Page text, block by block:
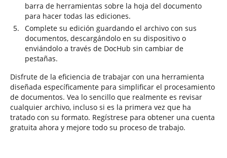
barra de herramientas sobre la hoja del documento
para hacer todas las ediciones.
Complete su edición guardando el archivo con sus
documentos, descargándolo en su dispositivo o
enviándolo a través de DocHub sin cambiar de
pestañas.
Disfrute de la eficiencia de trabajar con una herramienta
diseñada específicamente para simplificar el procesamiento
de documentos. Vea lo sencillo que realmente es revisar
cualquier archivo, incluso si es la primera vez que ha
tratado con su formato. Regístrese para obtener una cuenta
gratuita ahora y mejore todo su proceso de trabajo.